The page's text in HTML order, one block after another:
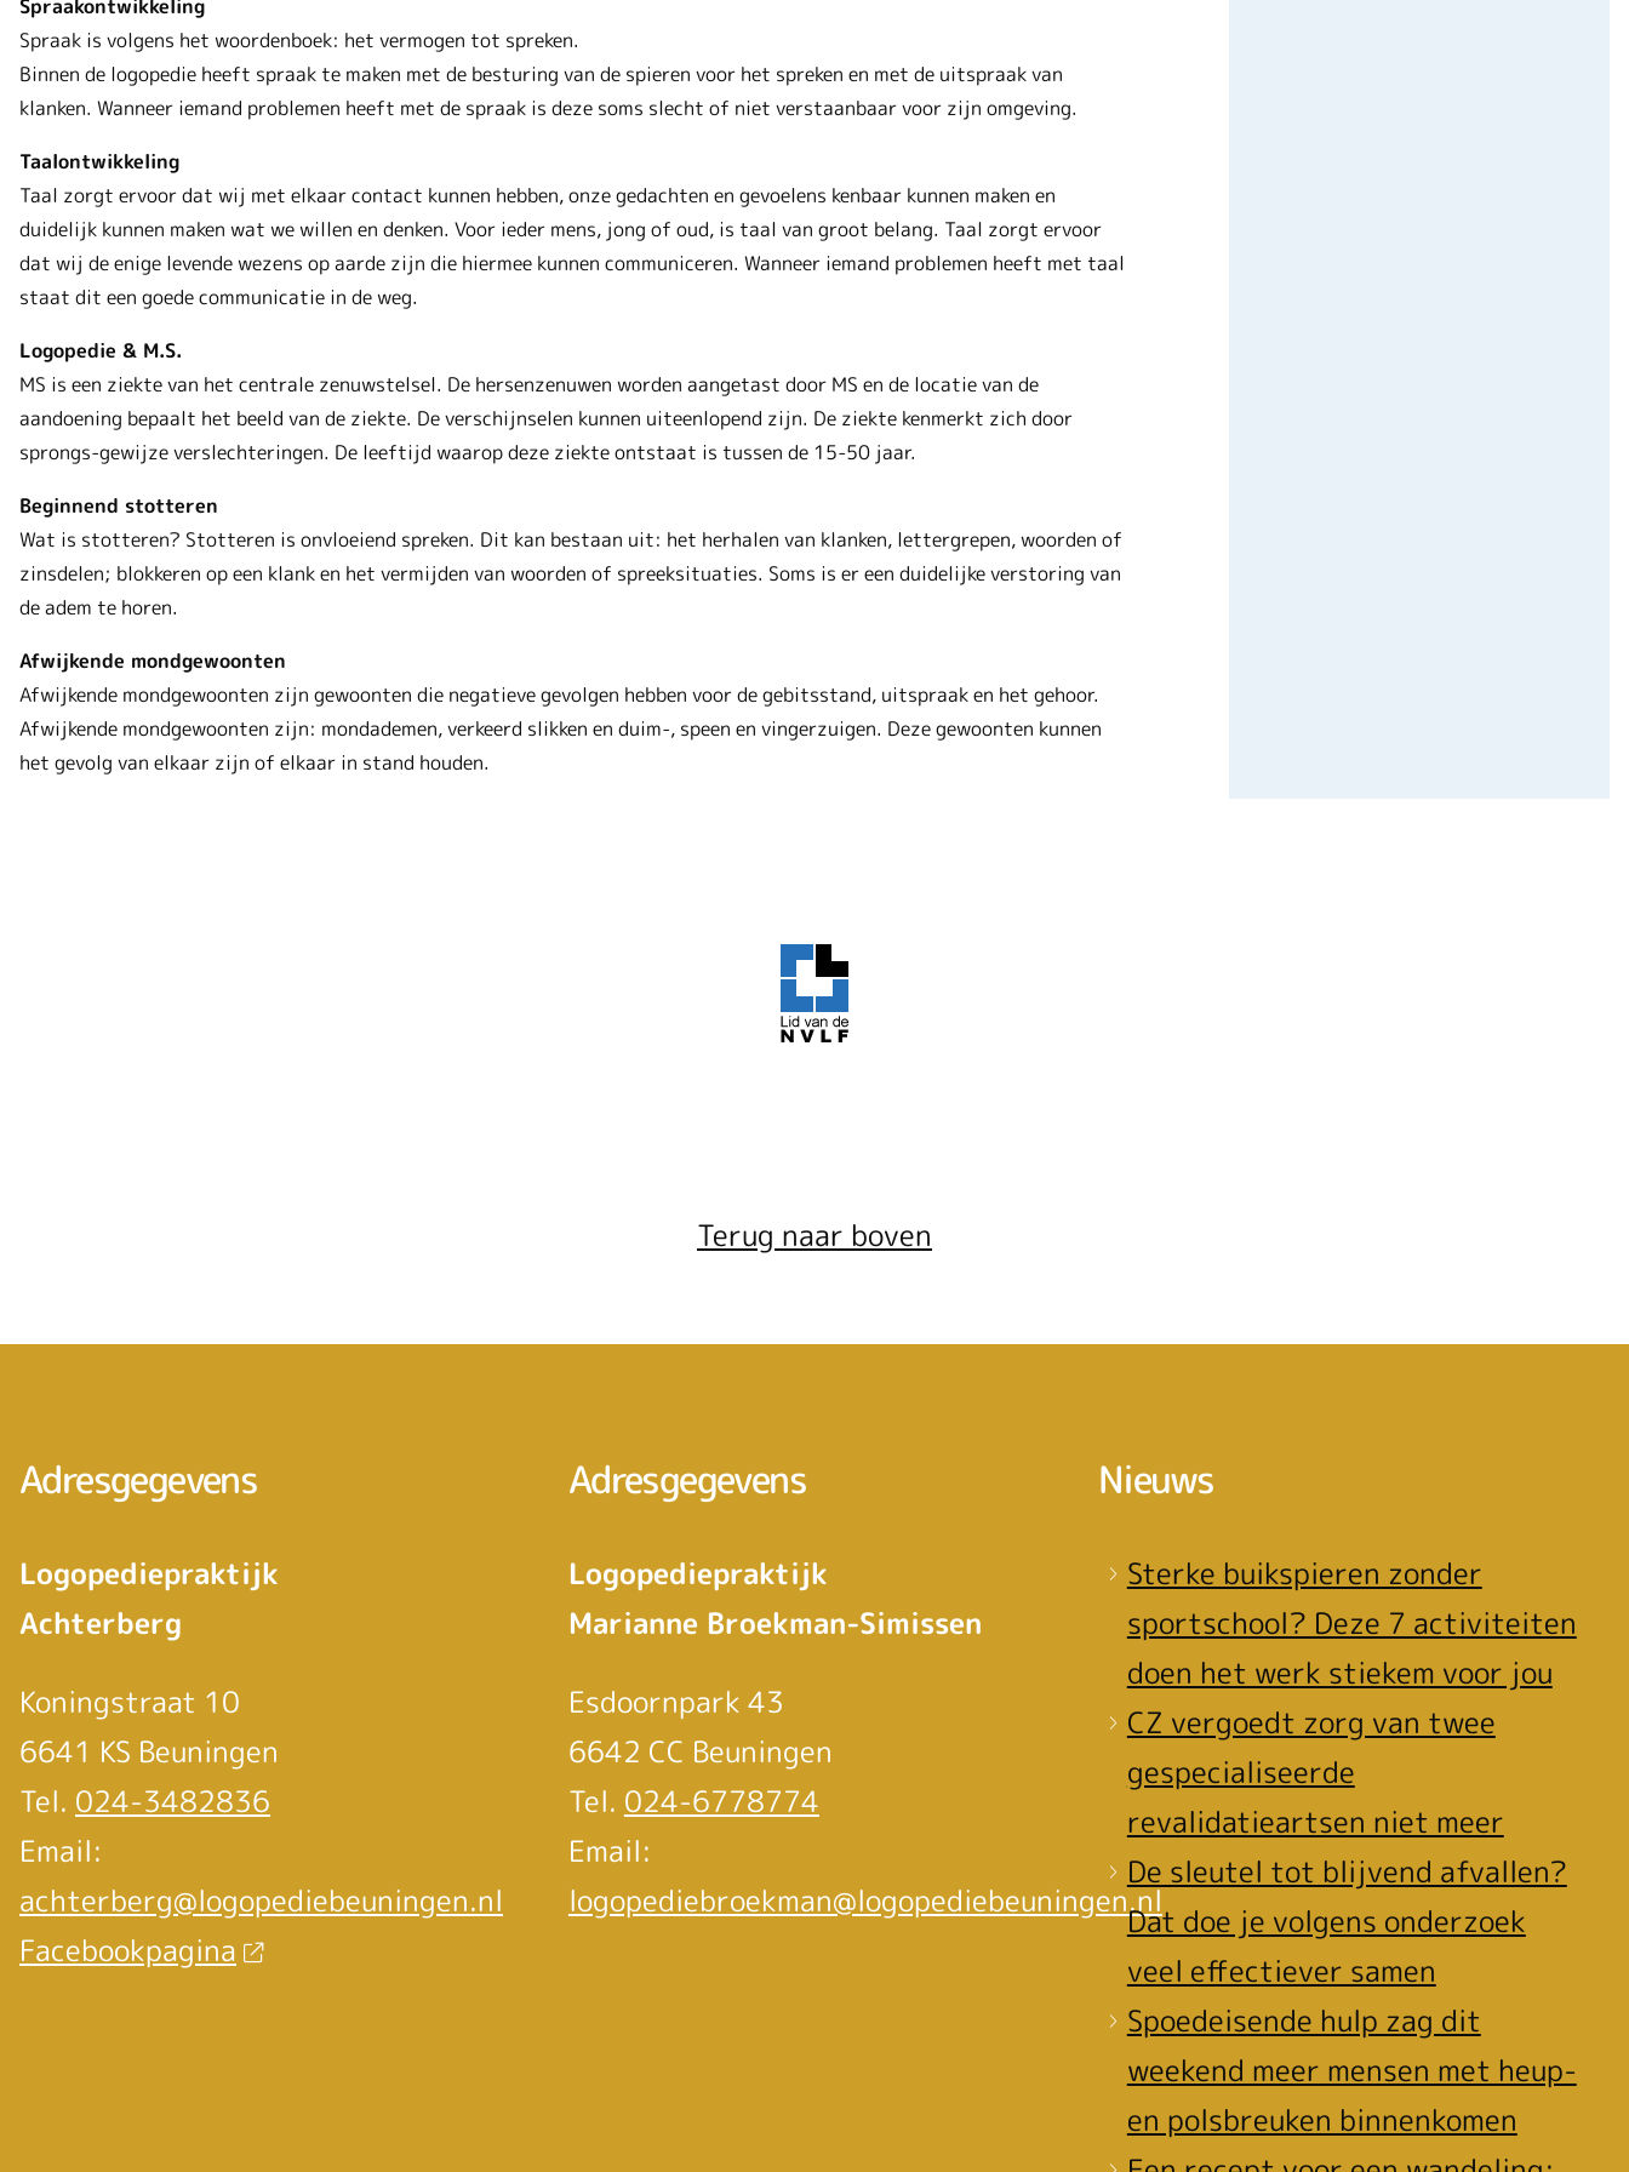
Spraakontwikkeling
Spraak is volgens het woordenboek: het vermogen tot spreken.
Binnen de logopedie heeft spraak te maken met de besturing van de spieren voor het spreken en met de uitspraak van
klanken. Wanneer iemand problemen heeft met de spraak is deze soms slecht of niet verstaanbaar voor zijn omgeving.
Taalontwikkeling
Taal zorgt ervoor dat wij met elkaar contact kunnen hebben, onze gedachten en gevoelens kenbaar kunnen maken en
duidelijk kunnen maken wat we willen en denken. Voor ieder mens, jong of oud, is taal van groot belang. Taal zorgt ervoor
dat wij de enige levende wezens op aarde zijn die hiermee kunnen communiceren. Wanneer iemand problemen heeft met taal
staat dit een goede communicatie in de weg.
Logopedie & M.S.
MS is een ziekte van het centrale zenuwstelsel. De hersenzenuwen worden aangetast door MS en de locatie van de
aandoening bepaalt het beeld van de ziekte. De verschijnselen kunnen uiteenlopend zijn. De ziekte kenmerkt zich door
sprongs-gewijze verslechteringen. De leeftijd waarop deze ziekte ontstaat is tussen de 15-50 jaar.
Beginnend stotteren
Wat is stotteren? Stotteren is onvloeiend spreken. Dit kan bestaan uit: het herhalen van klanken, lettergrepen, woorden of
zinsdelen; blokkeren op een klank en het vermijden van woorden of spreeksituaties. Soms is er een duidelijke verstoring van
de adem te horen.
Afwijkende mondgewoonten
Afwijkende mondgewoonten zijn gewoonten die negatieve gevolgen hebben voor de gebitsstand, uitspraak en het gehoor.
Afwijkende mondgewoonten zijn: mondademen, verkeerd slikken en duim-, speen en vingerzuigen. Deze gewoonten kunnen
het gevolg van elkaar zijn of elkaar in stand houden.
Terug naar boven
Adresgegevens
Logopediepraktijk
Achterberg
Koningstraat 10
6641 KS Beuningen
Tel. 024-3482836
Email:
achterberg@logopediebeuningen.nl
Facebookpagina
Adresgegevens
Logopediepraktijk
Marianne Broekman-Simissen
Esdoornpark 43
6642 CC Beuningen
Tel. 024-6778774
Email:
logopediebroekman@logopediebeuningen.nl
Nieuws
Sterke buikspieren zonder
sportschool? Deze 7 activiteiten
doen het werk stiekem voor jou
CZ vergoedt zorg van twee
gespecialiseerde
revalidatieartsen niet meer
De sleutel tot blijvend afvallen?
Dat doe je volgens onderzoek
veel effectiever samen
Spoedeisende hulp zag dit
weekend meer mensen met heup-
en polsbreuken binnenkomen